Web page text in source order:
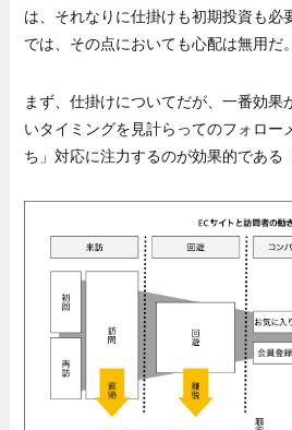
は、それなりに仕掛けも初期投資も必
では、その点においても心配は無用だ。
まず、仕掛けについてだが、一番効果
いタイミングを見計らってのフォロー
ち」対応に注力するのが効果的である